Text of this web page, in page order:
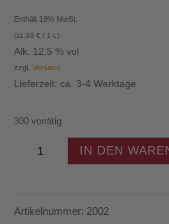
Kundenbe
wertung
Enthält 19% MwSt.
(11,93 € / 1 L)
Alk. 12,5 % vol
zzgl. Versand
Lieferzeit: ca. 3-4 Werktage
300 vorrätig
Weisswein
-
IN DEN
Artikelnummer: 2002